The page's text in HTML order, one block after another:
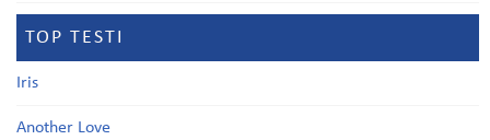
TOP TESTI
Iris
Another Love